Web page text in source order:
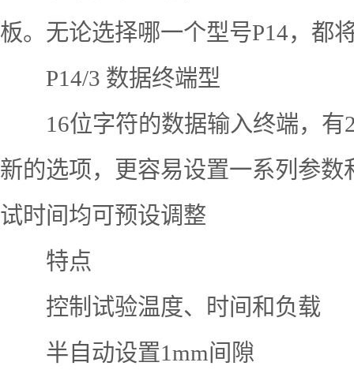
板。无论选择哪一个型号P14，都
P14/3 数据终端型
16位字符的数据输入终端，有2
新的选项，更容易设置一系列参
试时间均可预设调整
特点
控制试验温度、时间和负载
半自动设置1mm间隙